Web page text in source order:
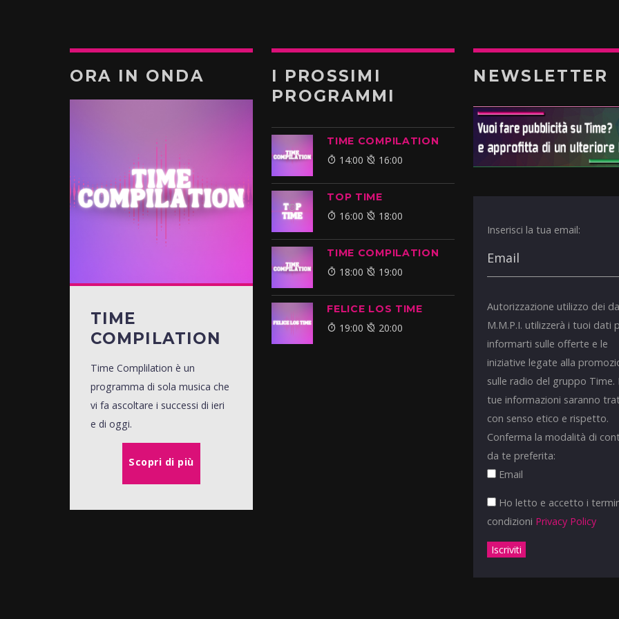
ORA IN ONDA
TIME
COMPILATION
Time Complilation è un
programma di sola musica che
vi fa ascoltare i successi di ieri
e di oggi.
Scopri di più
I PROSSIMI
PROGRAMMI
TIME COMPILATION
14:00 16:00
TOP TIME
16:00 18:00
TIME COMPILATION
18:00 19:00
FELICE LOS TIME
19:00 20:00
NEWSLETTER
Inserisci la tua email:
Autorizzazione utilizzo dei
M.M.P.I. utilizzerà i tuoi dati
informarti sulle offerte e le
iniziative legate alla
sulle radio del gruppo Time.
tue informazioni saranno
con senso etico e rispetto.
Conferma la modalità di
da te preferita:
Email
Ho letto e accetto i
condizioni Privacy Policy